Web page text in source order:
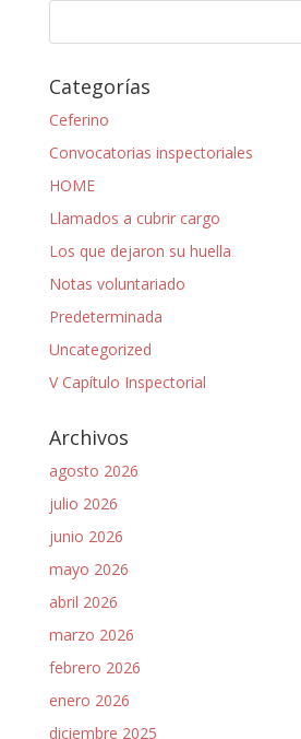
Categorías
Ceferino
Convocatorias inspectoriales
HOME
Llamados a cubrir cargo
Los que dejaron su huella
Notas voluntariado
Predeterminada
Uncategorized
V Capítulo Inspectorial
Archivos
agosto 2026
julio 2026
junio 2026
mayo 2026
abril 2026
marzo 2026
febrero 2026
enero 2026
diciembre 2025